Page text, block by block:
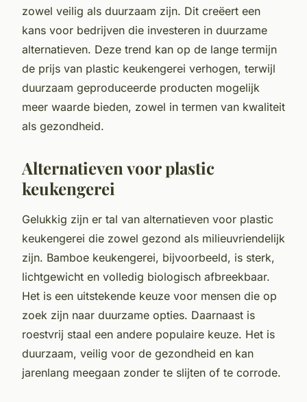
zowel veilig als duurzaam zijn. Dit creëert een
kans voor bedrijven die investeren in duurzame
alternatieven. Deze trend kan op de lange termijn
de prijs van plastic keukengerei verhogen, terwijl
duurzaam geproduceerde producten mogelijk
meer waarde bieden, zowel in termen van kwaliteit
als gezondheid.
Alternatieven voor plastic
keukengerei
Gelukkig zijn er tal van alternatieven voor plastic
keukengerei die zowel gezond als milieuvriendelijk
zijn. Bamboe keukengerei, bijvoorbeeld, is sterk,
lichtgewicht en volledig biologisch afbreekbaar.
Het is een uitstekende keuze voor mensen die op
zoek zijn naar duurzame opties. Daarnaast is
roestvrij staal een andere populaire keuze. Het is
duurzaam, veilig voor de gezondheid en kan
jarenlang meegaan zonder te slijten of te corrode.